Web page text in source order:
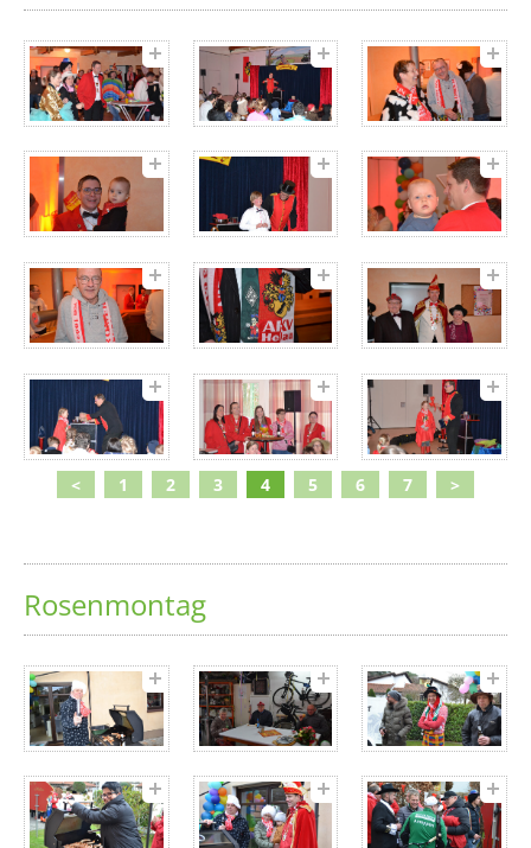
< 1 2 3 4 5 6 7 >
Rosenmontag